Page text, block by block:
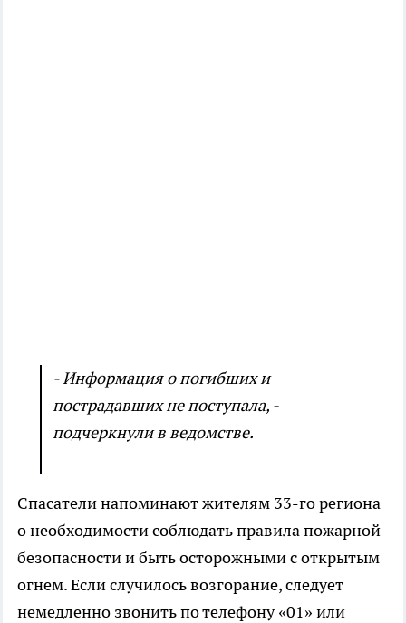
- Информация о погибших и
пострадавших не поступала, -
подчеркнули в ведомстве.
Спасатели напоминают жителям 33-го региона
о необходимости соблюдать правила пожарной
безопасности и быть осторожными с открытым
огнем. Если случилось возгорание, следует
немедленно звонить по телефону «01» или